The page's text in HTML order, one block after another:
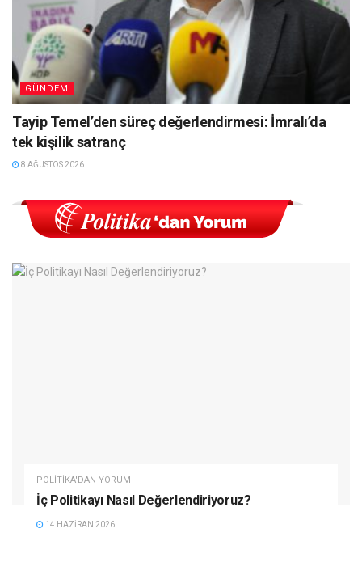
GÜNDEM
Tayip Temel’den süreç değerlendirmesi: İmralı’da
tek kişilik satranç
8 AĞUSTOS 2026
POLITIKA'DAN YORUM
İç Politikayı Nasıl Değerlendiriyoruz?
14 HAZIRAN 2026